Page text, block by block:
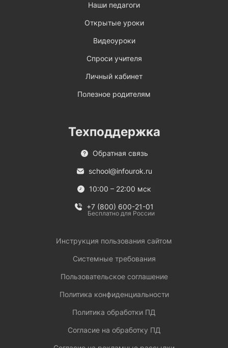
Наши педагоги
Открытые уроки
Видеоуроки
Спроси учителя
Личный кабинет
Полезное родителям
Техподдержка
Обратная связь
school@infourok.ru
10:00 – 22:00 мск
+7 (800) 600-21-01
Бесплатно для России
Инструкция пользования сайтом
Системные требования
Пользовательское соглашение
Политика конфиденциальности
Политика обработки ПД
Согласие на обработку ПД